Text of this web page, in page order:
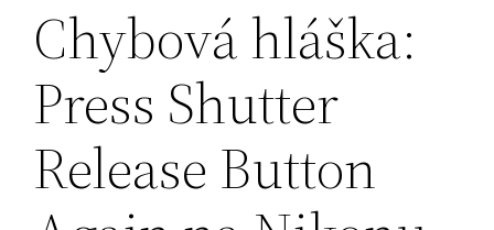
Chybová hláška:
Press Shutter
Release Button